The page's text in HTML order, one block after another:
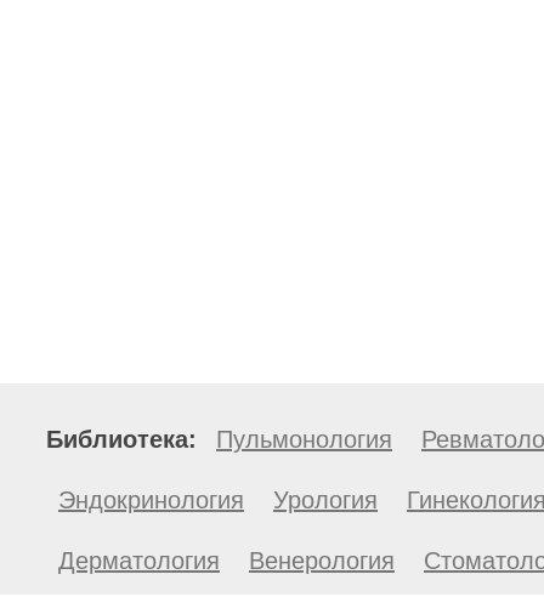
Библиотека: Пульмонология
Эндокринология Урология
Дерматология Венерология